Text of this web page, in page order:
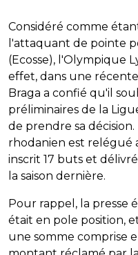
Considéré comme
l'attaquant de pointe
(Ecosse), l'Olympique
effet, dans une
Braga a confié qu'il
préliminaires de la
de prendre sa
rhodanien est relégué
inscrit 17 buts et
la saison dernière.
Pour rappel, la presse
était en pole position,
une somme comprise